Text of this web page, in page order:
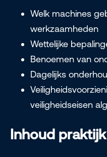
Welk machines
werkzaamheden
Wettelijke
Benoemen van
Dagelijks
veiligheidseisen
Inhoud praktijk